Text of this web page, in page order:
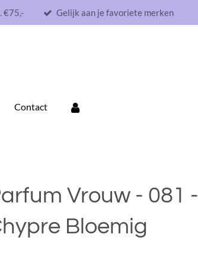
€75,- Gelijk aan je favoriete merken
Contact
Vrouw - 081 -
Bloemig